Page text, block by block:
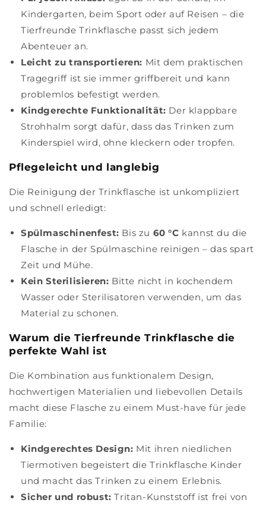
Kindergarten, beim Sport oder auf Reisen – die
Tierfreunde Trinkflasche passt sich jedem
Abenteuer an.
Leicht zu transportieren: Mit dem praktischen
Tragegriff ist sie immer griffbereit und kann
problemlos befestigt werden.
Kindgerechte Funktionalität: Der klappbare
Strohhalm sorgt dafür, dass das Trinken zum
Kinderspiel wird, ohne kleckern oder tropfen.
Pflegeleicht und langlebig
Die Reinigung der Trinkflasche ist unkompliziert
und schnell erledigt:
Spülmaschinenfest: Bis zu 60 °C kannst du die
Flasche in der Spülmaschine reinigen – das spart
Zeit und Mühe.
Kein Sterilisieren: Bitte nicht in kochendem
Wasser oder Sterilisatoren verwenden, um das
Material zu schonen.
Warum die Tierfreunde Trinkflasche die
perfekte Wahl ist
Die Kombination aus funktionalem Design,
hochwertigen Materialien und liebevollen Details
macht diese Flasche zu einem Must-have für jede
Familie:
Kindgerechtes Design: Mit ihren niedlichen
Tiermotiven begeistert die Trinkflasche Kinder
und macht das Trinken zu einem Erlebnis.
Sicher und robust: Tritan-Kunststoff ist frei von